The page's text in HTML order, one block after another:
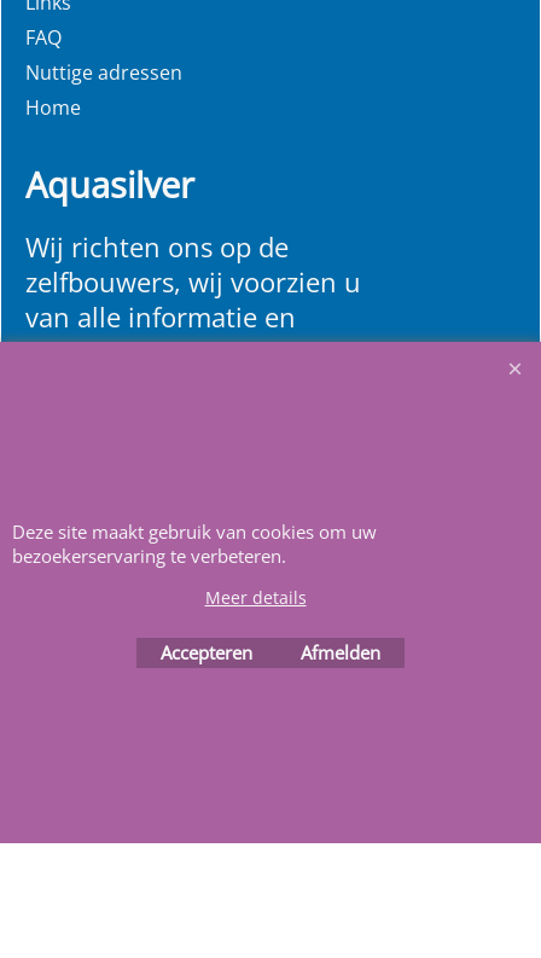
FAQ
Nuttige adressen
Home
Aquasilver
Wij richten ons op de
zelfbouwers, wij voorzien u
van alle informatie en
bouwinstructies. Al meer
Heeft u vragenmail ons.
Deze site maakt gebruik van cookies om uw
bezoekerservaring te verbeteren.
Meer details
Accepteren Afmelden